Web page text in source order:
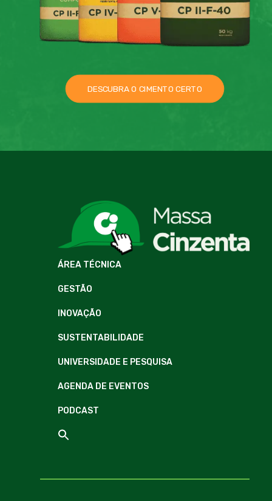
DESCUBRA O CIMENTO CERTO
ÁREA TÉCNICA
GESTÃO
INOVAÇÃO
SUSTENTABILIDADE
UNIVERSIDADE E PESQUISA
AGENDA DE EVENTOS
PODCAST